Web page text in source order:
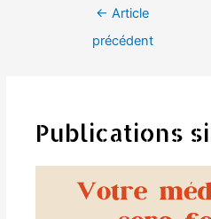
Navigation← Article
précédent
Publications